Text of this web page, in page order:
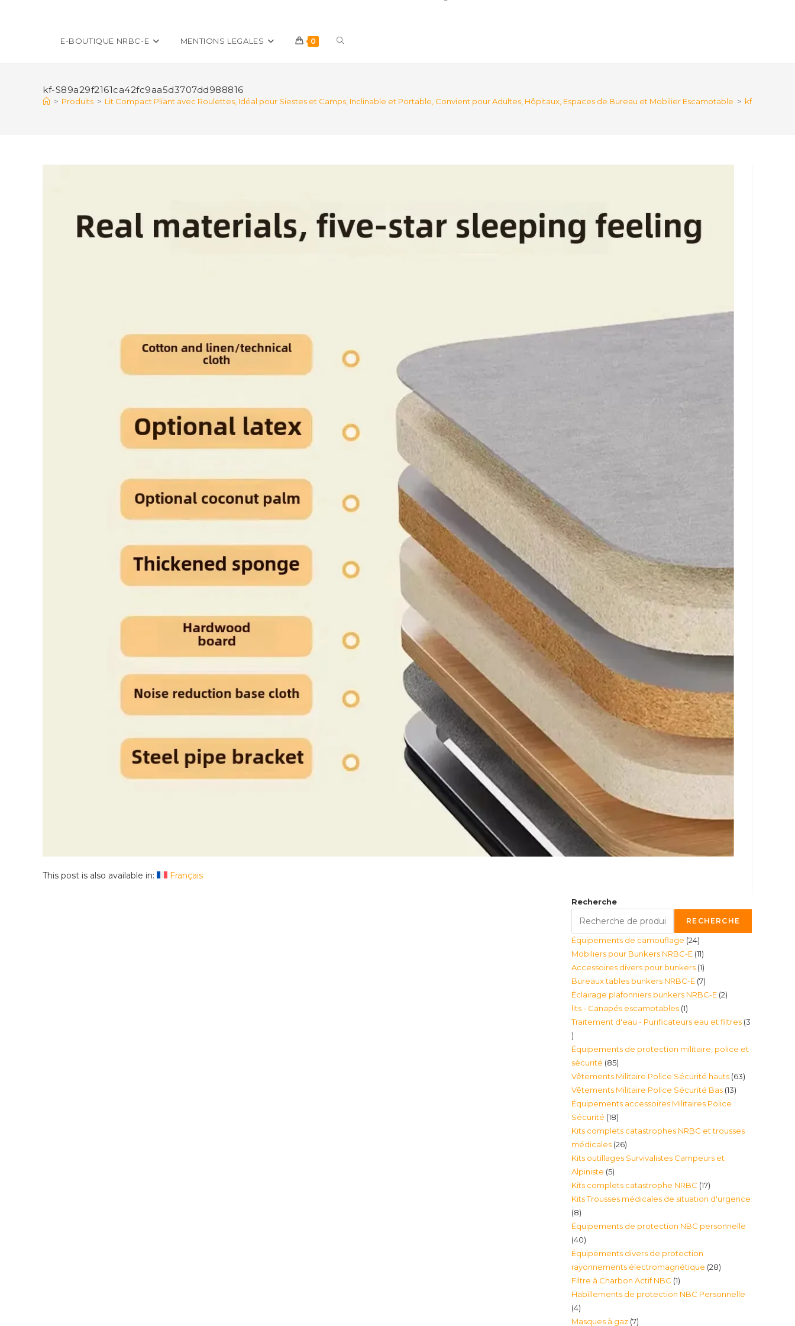
E-BOUTIQUE NRBC-E MENTIONS LEGALES 0 Toggle
kf-S89a29f2161ca42fc9aa5d3707dd988816
> Produits > Lit Compact Pliant avec Roulettes, Idéal pour Siestes et Camps, Inclinable et Portable, Convient pour Adultes, Hôpitaux, Espaces de Bureau et Mobilier Escamotable > kf-
This post is also available in: Français
Recherche
RECHERCHE
Équipements de camouflage 2424
produits
Mobiliers pour Bunkers NRBC-E 1111
produits
Accessoires divers pour bunkers 11
produit
Bureaux tables bunkers NRBC-E 77
produits
Éclairage plafonniers bunkers NRBC-E 22
lits - Canapés escamotables 11
produit
Traitement d'eau - Purificateurs eau et filtres 3
3
produits
Équipements de protection militaire, police et
sécurité 8585
produits
Vêtements Militaire Police Sécurité hauts 6363
Vêtements Militaire Police Sécurité Bas 1313
Équipements accessoires Militaires Police
Sécurité 1818
produits
Kits complets catastrophes NRBC et trousses
médicales 2626
produits
Kits outillages Survivalistes Campeurs et
Alpiniste 55
produits
Kits complets catastrophe NRBC 1717
produits
Kits Trousses médicales de situation d'urgence
88
produits
Équipements de protection NBC personnelle
4040
produits
Équipements divers de protection
rayonnements électromagnétique 2828
Filtre à Charbon Actif NBC 11
produit
Habillements de protection NBC Personnelle
44
produits
Masques à gaz 77